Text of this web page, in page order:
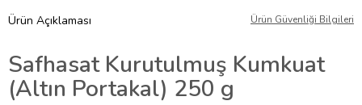
Ürün Açıklaması Ürün Güvenliği Bilgileri
Safhasat Kurutulmuş Kumkuat
(Altın Portakal) 250 g